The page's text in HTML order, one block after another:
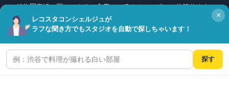
植物園廃墟工房・アトリエ倉庫・工場ホテルスポーツ施設サウナ
こだわりで探す
スタイル・雰囲気
北欧風ナチュラルシンプルモダングリーン
ロケーション・背景
レコスタコンシェルジュが
ラフな聞き方でもスタジオを自動で探しちゃいます！
×
探す